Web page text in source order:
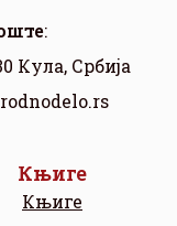
:
Кула, Србија
Књиге
Књиге